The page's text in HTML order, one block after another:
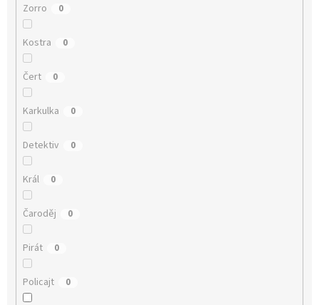
Zorro 0
Kostra 0
Čert 0
Karkulka 0
Detektiv 0
Král 0
Čaroděj 0
Pirát 0
Policajt 0